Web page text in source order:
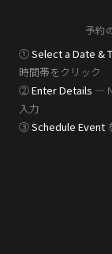
予約
①Select a Date &
時間帯をクリック
②Enter Details —
入力
③Schedule Event